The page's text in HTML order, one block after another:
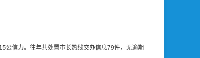
公信力。往年共处置市长热线交办信息79件，无逾期